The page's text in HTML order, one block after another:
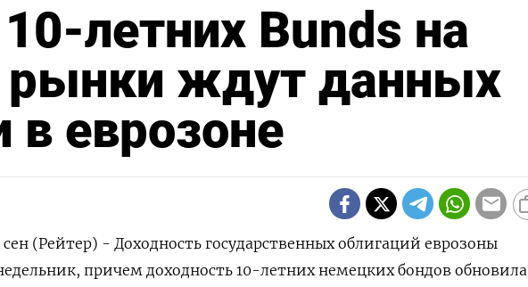
летних Bunds на
рынки ждут данных
в еврозоне
(Рейтер) - Доходность государственных облигаций еврозоны
причем доходность 10-летних немецких бондов обновила